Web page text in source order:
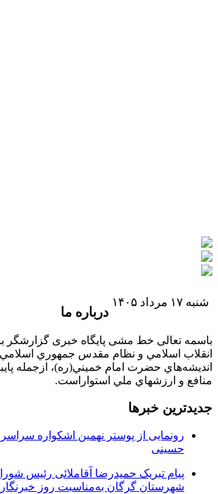
شنبه ۱۷ مرداد ۱۴۰۵
درباره ما
باسمه تعالی خط مشی پایگاه خبری گزارشگر
انقلاب اسلامي و نظام مقدس جمهوري
انديشه‌هاي حضرت امام خميني(ره)، ازجمله
منافع و ارزشهاي ملي استواراست.
جدیدترین خبرها
رونمایی از پوستر نهمین اشکواره
حسینی
پیام تبریک حمیدرضا آقاملائی رئیس
شهرستان گرگان به‌مناسبت روز خبرنگار